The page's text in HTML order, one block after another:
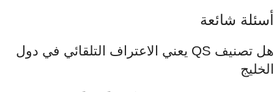
أسئلة شائعة
هل تصنيف QS يعني الاعتراف التلقائي في دول
الخليج